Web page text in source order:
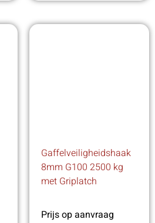
Gaffelveiligheidshaak
8mm G100 2500 kg
met Griplatch
Prijs op aanvraag